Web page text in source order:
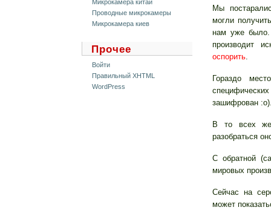
Микрокамера китай
Проводные микрокамеры
Микрокамера киев
Прочее
Войти
Правильный XHTML
WordPress
Мы
могли
нам уже
производит
оспорить.
Гораздо
зашифрован
В то всех
разобраться
С обратной
мировых
Сейчас на
может